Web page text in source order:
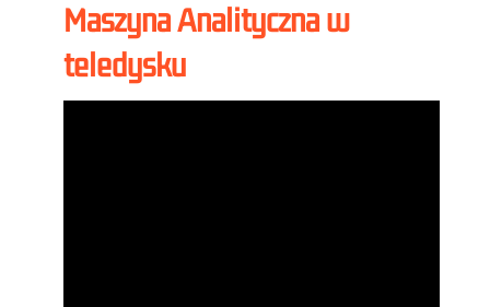
Maszyna Analityczna w
teledysku